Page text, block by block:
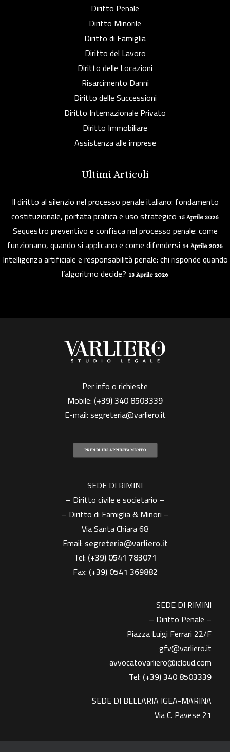
Diritto Penale
Diritto Minorile
Diritto di Famiglia
Diritto del Lavoro
Diritto delle Locazioni
Risarcimento Danni
Diritto delle Successioni
Diritto Internazionale Privato
Diritto Immobiliare
Assistenza alle imprese
Ultimi Articoli
Il diritto al silenzio nel processo penale italiano: fondamento
costituzionale, portata pratica e uso strategico 15 Aprile 2026
Sequestro preventivo e confisca nel processo penale: come
funzionano, quando si applicano e come difendersi 14 Aprile 2026
Intelligenza artificiale e responsabilità penale: chi risponde quando
l’algoritmo decide? 13 Aprile 2026
Per info o richieste
Mobile: (+39)340 8503339
E-mail:segreteria@varliero.it
PRENDI UN APPUNTAMENTO
SEDE DI RIMINI
– Diritto civile e societario –
– Diritto di Famiglia & Minori –
Via Santa Chiara 68
Email: segreteria@varliero.it
Tel: (+39) 0541 783071
Fax: (+39)0541 369882
SEDE DI RIMINI
– Diritto Penale –
Piazza Luigi Ferrari 22/F
gfv@varliero.it
avvocatovarliero@icloud.com
Tel: (+39) 340 8503339
SEDE DI BELLARIA IGEA-MARINA
Via C. Pavese 21